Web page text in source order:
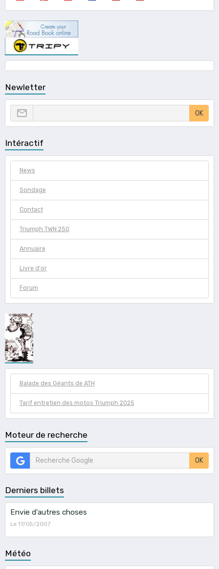
Newletter
OK
Intéractif
News
Sondage
Contact
Triumph TWN 250
Annuaire
Livre d'or
Forum
Balade des Géants de ATH
Tarif entretien des motos Triumph 2025
Moteur de recherche
OK
Derniers billets
Envie d'autres choses
Le 17/05/2007
Météo